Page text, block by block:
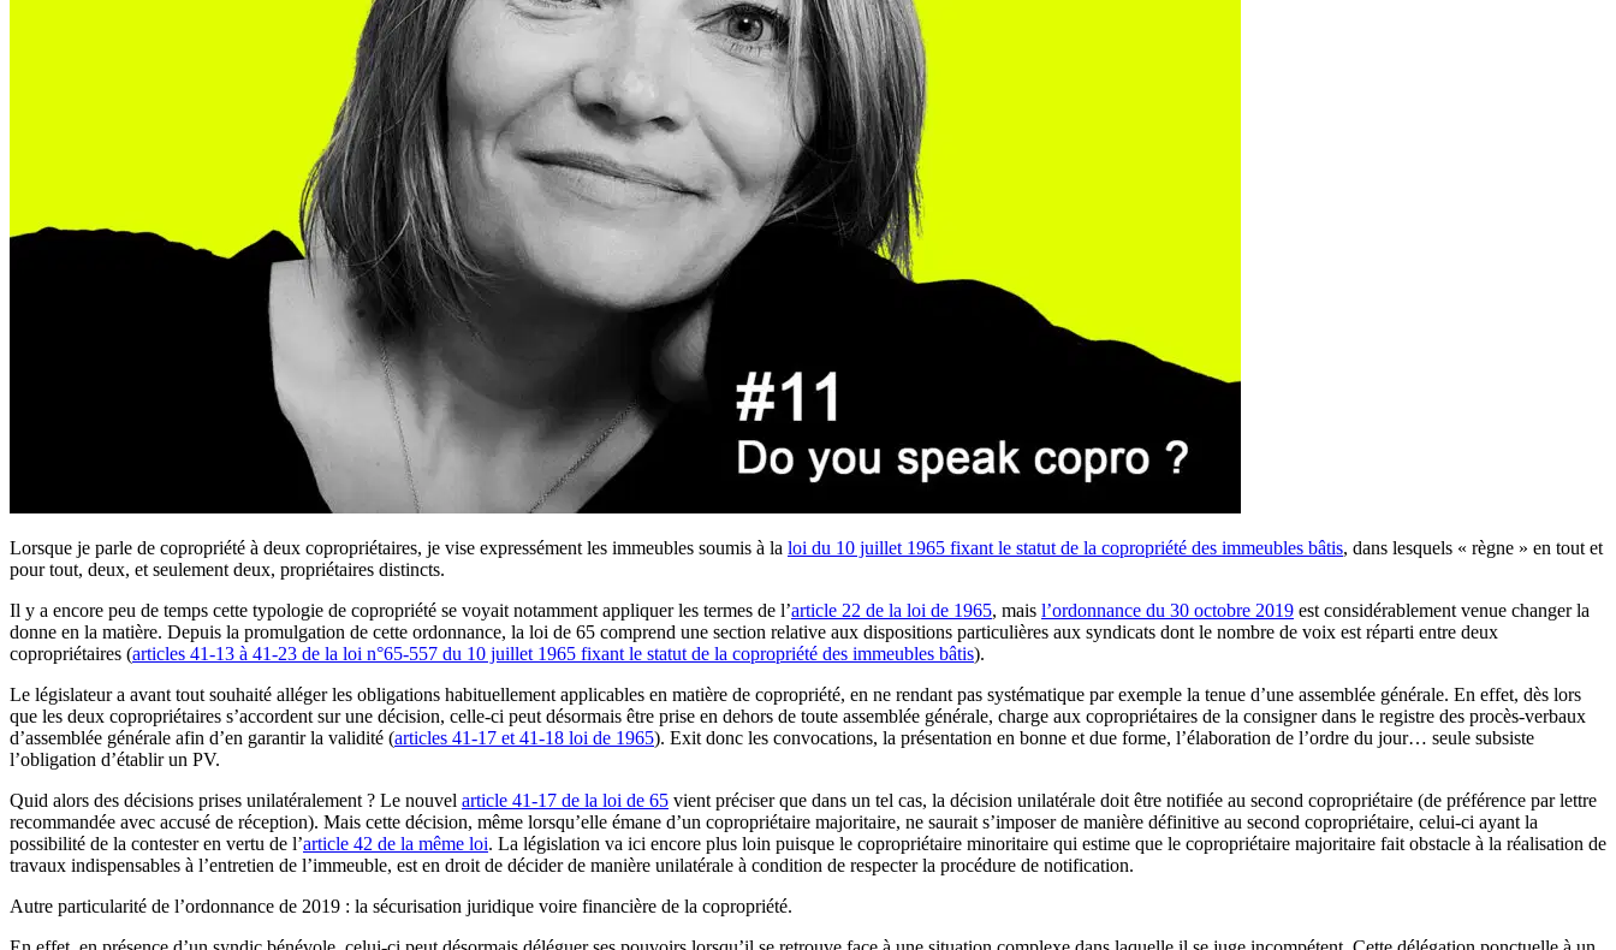
Lorsque je parle de copropriété à deux copropriétaires, je vise expressément les immeubles soumis à la loi du 10 juillet 1965 fixant le statut de la copropriété des immeubles bâtis, dans lesquels « règne » en tout et
pour tout, deux, et seulement deux, propriétaires distincts.
Il y a encore peu de temps cette typologie de copropriété se voyait notamment appliquer les termes de l’article 22 de la loi de 1965, mais l’ordonnance du 30 octobre 2019 est considérablement venue changer la
donne en la matière. Depuis la promulgation de cette ordonnance, la loi de 65 comprend une section relative aux dispositions particulières aux syndicats dont le nombre de voix est réparti entre deux
copropriétaires (articles 41-13 à 41-23 de la loi n°65-557 du 10 juillet 1965 fixant le statut de la copropriété des immeubles bâtis).
Le législateur a avant tout souhaité alléger les obligations habituellement applicables en matière de copropriété, en ne rendant pas systématique par exemple la tenue d’une assemblée générale. En effet, dès lors
que les deux copropriétaires s’accordent sur une décision, celle-ci peut désormais être prise en dehors de toute assemblée générale, charge aux copropriétaires de la consigner dans le registre des procès-verbaux
d’assemblée générale afin d’en garantir la validité (articles 41-17 et 41-18 loi de 1965). Exit donc les convocations, la présentation en bonne et due forme, l’élaboration de l’ordre du jour… seule subsiste
l’obligation d’établir un PV.
Quid alors des décisions prises unilatéralement ? Le nouvel article 41-17 de la loi de 65 vient préciser que dans un tel cas, la décision unilatérale doit être notifiée au second copropriétaire (de préférence par lettre
recommandée avec accusé de réception). Mais cette décision, même lorsqu’elle émane d’un copropriétaire majoritaire, ne saurait s’imposer de manière définitive au second copropriétaire, celui-ci ayant la
possibilité de la contester en vertu de l’article 42 de la même loi. La législation va ici encore plus loin puisque le copropriétaire minoritaire qui estime que le copropriétaire majoritaire fait obstacle à la réalisation de
travaux indispensables à l’entretien de l’immeuble, est en droit de décider de manière unilatérale à condition de respecter la procédure de notification.
Autre particularité de l’ordonnance de 2019 : la sécurisation juridique voire financière de la copropriété.